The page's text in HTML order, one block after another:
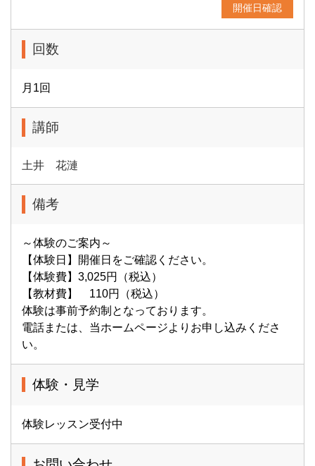
開催日確認
回数
月1回
講師
土井 花漣
備考
～体験のご案内～
【体験日】開催日をご確認ください。
【体験費】3,025円（税込）
【教材費】 110円（税込）
体験は事前予約制となっております。
電話または、当ホームページよりお申し込みくださ
い。
体験・見学
体験レッスン受付中